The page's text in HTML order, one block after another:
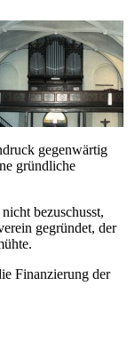
gegenwärtig
gründliche
bezuschusst,
gegründet, der
Finanzierung der